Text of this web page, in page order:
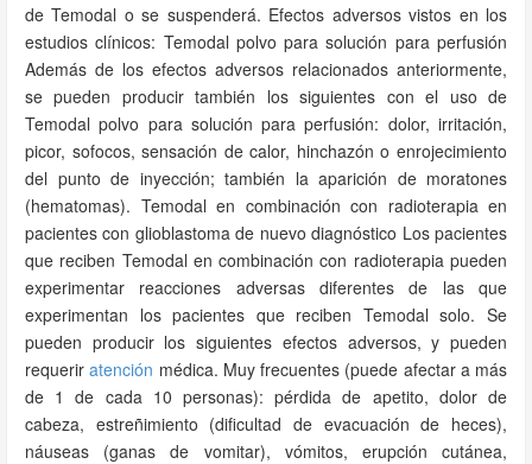
de Temodal o se suspenderá. Efectos adversos vistos en los
estudios clínicos: Temodal polvo para solución para perfusión
Además de los efectos adversos relacionados anteriormente,
se pueden producir también los siguientes con el uso de
Temodal polvo para solución para perfusión: dolor, irritación,
picor, sofocos, sensación de calor, hinchazón o enrojecimiento
del punto de inyección; también la aparición de moratones
(hematomas). Temodal en combinación con radioterapia en
pacientes con glioblastoma de nuevo diagnóstico Los pacientes
que reciben Temodal en combinación con radioterapia pueden
experimentar reacciones adversas diferentes de las que
experimentan los pacientes que reciben Temodal solo. Se
pueden producir los siguientes efectos adversos, y pueden
requeriratención médica. Muy frecuentes (puede afectar a más
de 1 de cada 10 personas): pérdida de apetito, dolor de
cabeza, estreñimiento (dificultad de evacuación de heces),
náuseas (ganas de vomitar), vómitos, erupción cutánea,